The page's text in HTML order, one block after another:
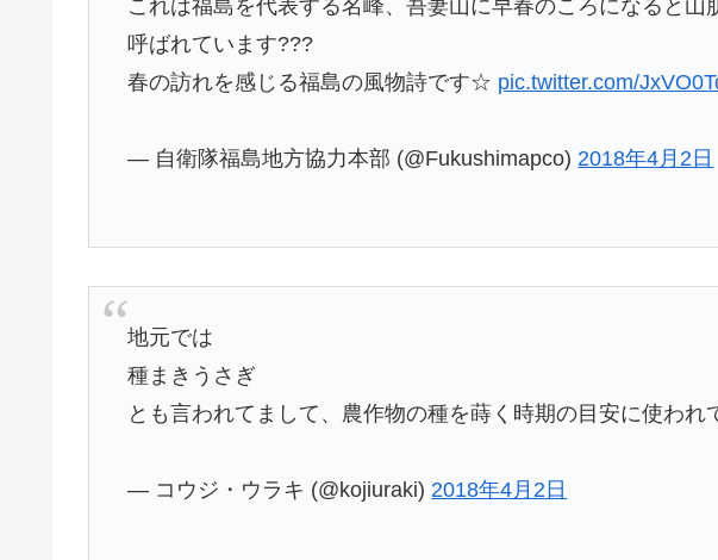
これは福島を代表する名峰、吾妻山に早春のころになると
呼ばれています???
春の訪れを感じる福島の風物詩です☆ pic.twitter.com/
— 自衛隊福島地方協力本部 (@Fukushimapco) 2018年4月2日
地元では
種まきうさぎ
とも言われてまして、農作物の種を蒔く時期の目安に使わ
— コウジ・ウラキ (@kojiuraki) 2018年4月2日